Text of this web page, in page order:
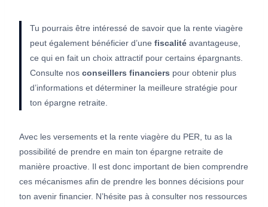
Tu pourrais être intéressé de savoir que la rente viagère
peut également bénéficier d’une fiscalité avantageuse,
ce qui en fait un choix attractif pour certains épargnants.
Consulte nos conseillers financiers pour obtenir plus
d’informations et déterminer la meilleure stratégie pour
ton épargne retraite.
Avec les versements et la rente viagère du PER, tu as la
possibilité de prendre en main ton épargne retraite de
manière proactive. Il est donc important de bien comprendre
ces mécanismes afin de prendre les bonnes décisions pour
ton avenir financier. N’hésite pas à consulter nos ressources